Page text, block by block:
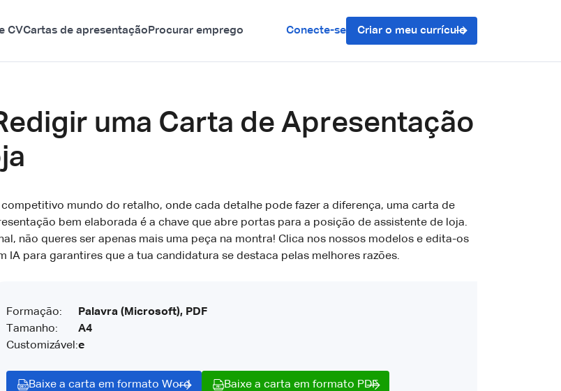
CVCartas de apresentação Procurar emprego Conecte-se Criar o meu currículo
uma Carta de Apresentação
competitivo mundo do retalho, onde cada detalhe pode fazer a diferença, uma carta de
bem elaborada é a chave que abre portas para a posição de assistente de loja.
não queres ser apenas mais uma peça na montra! Clica nos nossos modelos e edita-os
IA para garantires que a tua candidatura se destaca pelas melhores razões.
Formação:
Tamanho:
Customizável:
Palavra (Microsoft), PDF
A4
e
Baixe a carta em formato Word Baixe a carta em formato PDF